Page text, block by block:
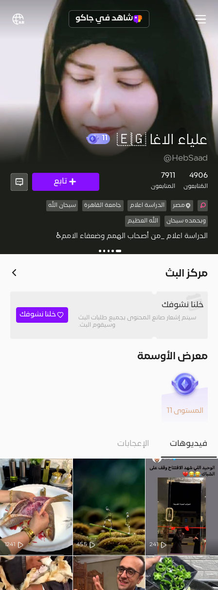
شاهد في جاكو
علياء الاغا 🇪🇬
@HebSaad
4906
المُتابعون
7911
المتابعون
تابع
مصر الدراسة اعلام جامعة القاهرة سبحان الله
وبحمده سبحان الله العظيم
الدراسة اعلام _من أصحاب الهمم وضعفاء الامم♿
مركز البث
خلنا نشوفك
سيتم إشعار صانع المحتوى بجميع طلبات البث
وسيقوم البث.
خلنا نشوفك
معرض الأوسمة
المستوى 11
فيديوهات الإعجابات
241
455
1241